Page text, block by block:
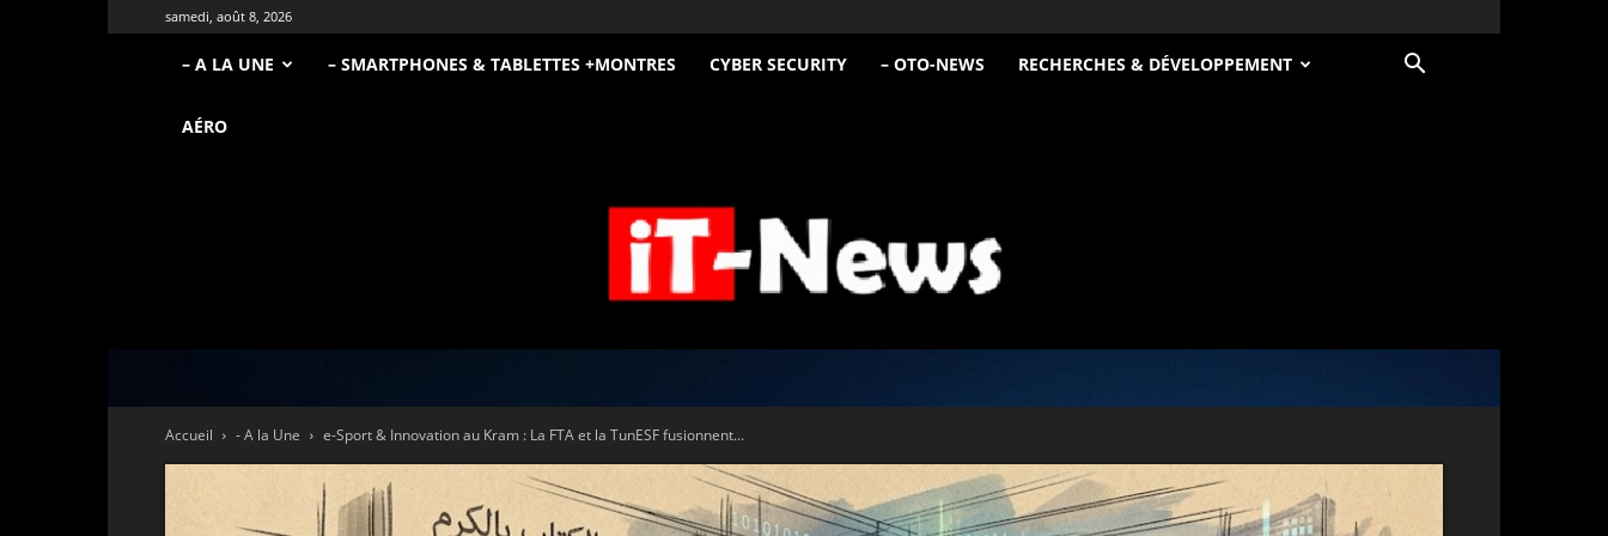
samedi, août 8, 2026
– A LA UNE – SMARTPHONES & TABLETTES +MONTRES CYBER SECURITY – OTO-NEWS RECHERCHES & DÉVELOPPEMENT
AÉRO
iT
Accueil
- A la Une e-Sport & Innovation au Kram : La FTA et la TunESF fusionnent...